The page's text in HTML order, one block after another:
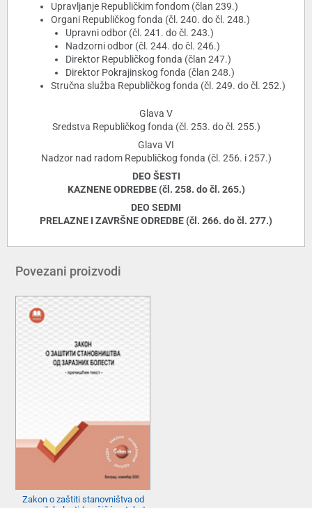
Upravljanje Republičkim fondom (član 239.)
Organi Republičkog fonda (čl. 240. do čl. 248.)
Upravni odbor (čl. 241. do čl. 243.)
Nadzorni odbor (čl. 244. do čl. 246.)
Direktor Republičkog fonda (član 247.)
Direktor Pokrajinskog fonda (član 248.)
Stručna služba Republičkog fonda (čl. 249. do čl. 252.)
Glava V
Sredstva Republičkog fonda (čl. 253. do čl. 255.)
Glava VI
Nadzor nad radom Republičkog fonda (čl. 256. i 257.)
DEO ŠESTI
KAZNENE ODREDBE (čl. 258. do čl. 265.)
DEO SEDMI
PRELAZNE I ZAVRŠNE ODREDBE (čl. 266. do čl. 277.)
Povezani proizvodi
Zakon o zaštiti stanovništva od